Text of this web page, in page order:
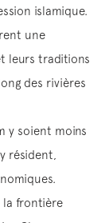
islamique.
une
leurs traditions
des rivières
y soient moins
résident,
la frontière